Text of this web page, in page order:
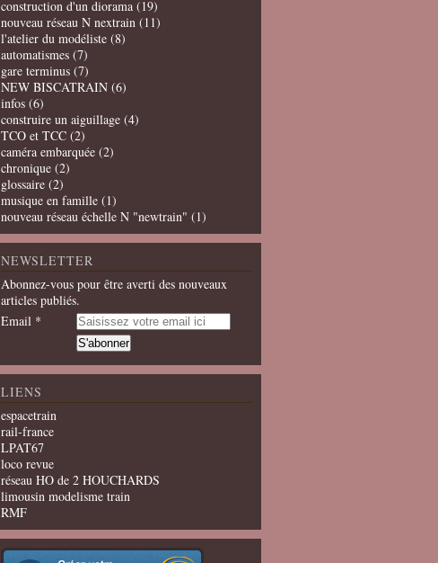
construction d'un diorama (19)
nouveau réseau N nextrain (11)
l'atelier du modéliste (8)
automatismes (7)
gare terminus (7)
NEW BISCATRAIN (6)
infos (6)
construire un aiguillage (4)
TCO et TCC (2)
caméra embarquée (2)
chronique (2)
glossaire (2)
musique en famille (1)
nouveau réseau échelle N "newtrain" (1)
NEWSLETTER
Abonnez-vous pour être averti des nouveaux
articles publiés.
Email
LIENS
espacetrain
rail-france
LPAT67
loco revue
réseau HO de 2 HOUCHARDS
limousin modelisme train
RMF